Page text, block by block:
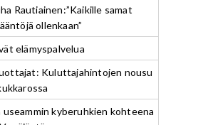
Rautiainen:”Kaikille samat
ollenkaan”
elämyspalvelua
Kuluttajahintojen nousu
kyberuhkien kohteena